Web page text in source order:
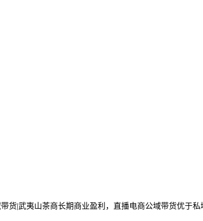
货|武夷山茶商长期商业盈利，直播电商公域带货优于私